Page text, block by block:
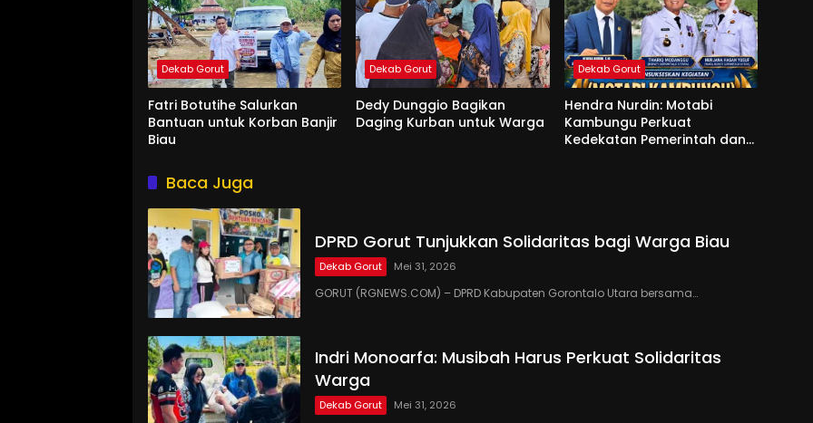
Dekab Gorut
Fatri Botutihe Salurkan
Bantuan untuk Korban Banjir
Biau
Dekab Gorut
Dedy Dunggio Bagikan
Daging Kurban untuk Warga
Dekab Gorut
Hendra Nurdin: Motabi
Kambungu Perkuat
Kedekatan Pemerintah dan
Baca Juga
DPRD Gorut Tunjukkan Solidaritas bagi Warga Biau
Dekab Gorut Mei 31, 2026
GORUT (RGNEWS.COM) – DPRD Kabupaten Gorontalo Utara bersama…
Indri Monoarfa: Musibah Harus Perkuat Solidaritas
Warga
Dekab Gorut Mei 31, 2026